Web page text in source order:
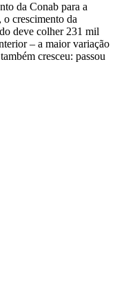
da Conab para a
crescimento da
deve colher 231 mil
– a maior variação
cresceu: passou